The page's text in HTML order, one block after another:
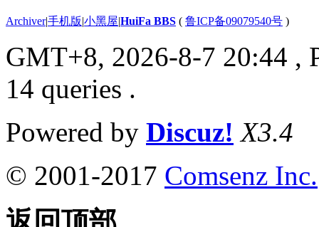
Archiver|手机版|小黑屋|HuiFa BBS ( 鲁ICP备09079540号 )
GMT+8, 2026-8-7 20:44 ,
14 queries .
Powered by Discuz! X3.4
© 2001-2017 Comsenz Inc.